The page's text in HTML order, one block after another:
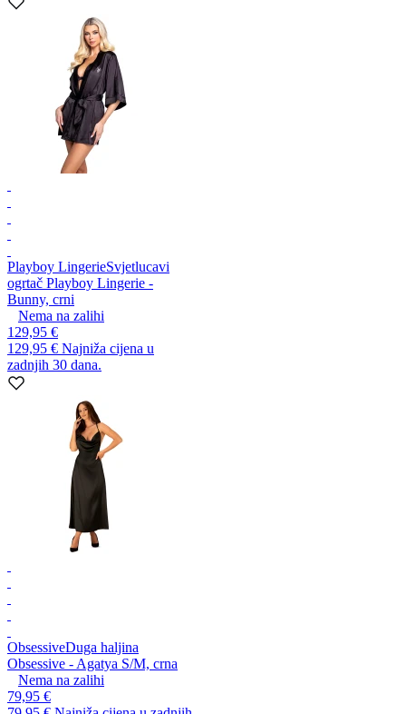
Playboy LingerieSvjetlucavi
ogrtač Playboy Lingerie -
Bunny, crni
Nema na zalihi
129,95 €
129,95 € Najniža cijena u
zadnjih 30 dana.
ObsessiveDuga haljina
Obsessive - Agatya S/M, crna
Nema na zalihi
79,95 €